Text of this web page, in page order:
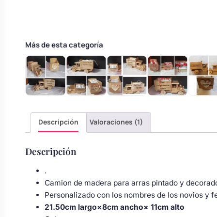
alianzas
porta alianzas
de boda
y pala tarta
damas de honor
Rasca y Gana para Comunión:
Sorpresas y Diversión
Detalles de comunión para invitados
Ver todo
Neceseres personalizados
Otros regalos
Más de esta categoría
Descripción Valoraciones (1)
Descripción
.
Camion de madera para arras pintado y
Personalizado con los nombres de los novios y
21.50cm largo×8cm ancho× 11cm alto